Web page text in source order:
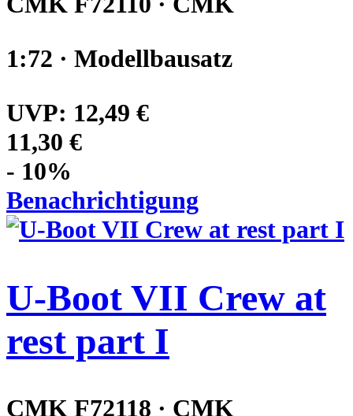
1:72 · Modellbausatz
UVP: 12,49 €
11,30 €
- 10%
Benachrichtigung
U-Boot VII Crew at
rest part I
CMK F72118 · CMK